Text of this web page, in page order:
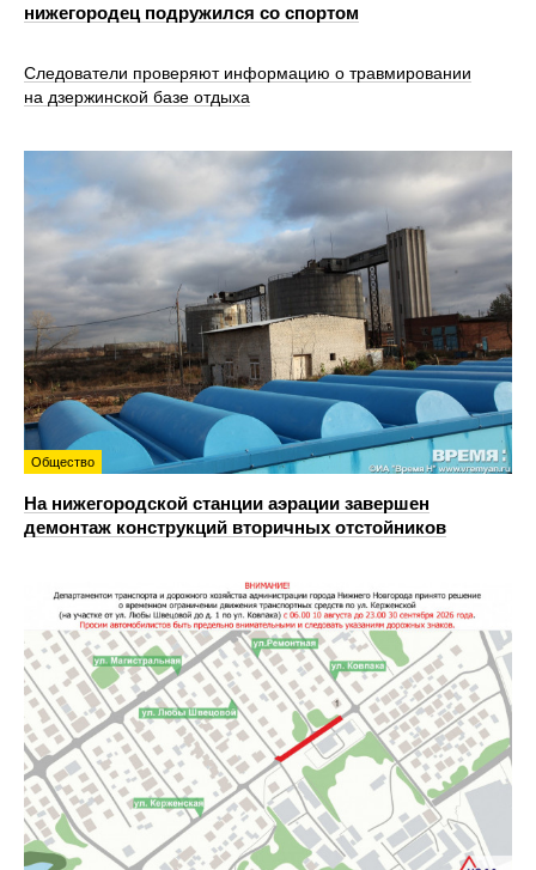
нижегородец подружился со спортом
Следователи проверяют информацию о травмировании
на дзержинской базе отдыха
Общество
На нижегородской станции аэрации завершен
демонтаж конструкций вторичных отстойников